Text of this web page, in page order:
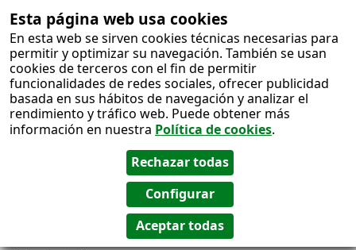
Esta página web usa cookies
En esta web se sirven cookies técnicas necesarias para
permitir y optimizar su navegación. También se usan
cookies de terceros con el fin de permitir
funcionalidades de redes sociales, ofrecer publicidad
basada en sus hábitos de navegación y analizar el
rendimiento y tráfico web. Puede obtener más
información en nuestra Política de cookies.